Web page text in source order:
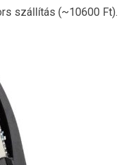
szállítás (~10600 Ft).